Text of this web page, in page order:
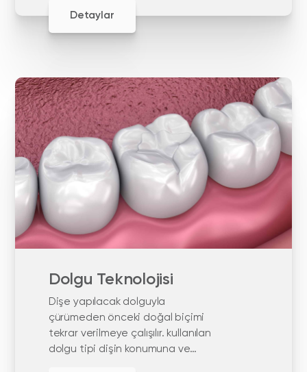
Detaylar
Dolgu Teknolojisi
Dişe yapılacak dolguyla
çürümeden önceki doğal biçimi
tekrar verilmeye çalışılır. kullanılan
dolgu tipi dişin konumuna ve